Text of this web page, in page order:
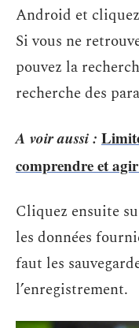
Android et
Si vous ne
pouvez la
recherche des
A voir aussi :
comprendre et
Cliquez ensuite
les données
faut les
l’enregistrement.